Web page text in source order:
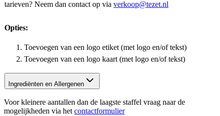
tarieven? Neem dan contact op via verkoop@tezet.nl
Opties:
Toevoegen van een logo etiket (met logo en/of tekst)
Toevoegen van een logo kaart (met logo en/of tekst)
Ingrediënten en Allergenen
Voor kleinere aantallen dan de laagste staffel vraag naar de
mogelijkheden via hetcontactformulier